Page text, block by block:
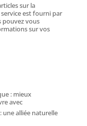
sur la
est fourni par
pouvez vous
sur vos
: mieux
avec
une alliée naturelle